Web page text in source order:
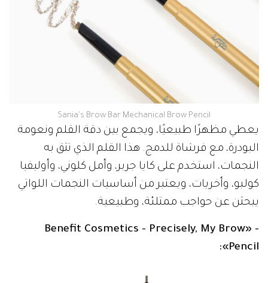
Sania's Brow Bar Mechanical Brow Pencil
يعطي مظهرًا طبيعيًا، ويجمع بين دقة القلم ونعومة
البودرة، مع فرشاة للدمج. هذا القلم الذي تثق به
النجمات، استخدم على كايا جربر، وأمل كلوني، وأوليفيا
كولبو، وأخريات، ويعتبر من أساسيات النجمات اللواتي
يبحثن عن حواجب ممتلئة، وطبيعية.
- «Benefit Cosmetics - Precisely, My Brow
Pencil»: